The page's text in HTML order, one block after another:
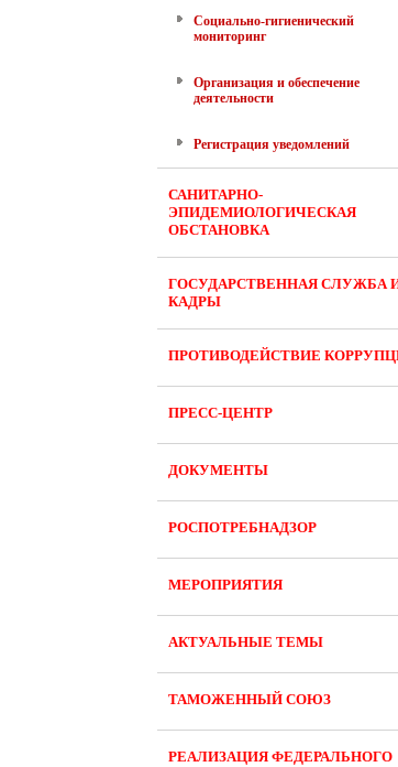
Социально-гигиенический
мониторинг
Организация и обеспечение
деятельности
Регистрация уведомлений
САНИТАРНО-
ЭПИДЕМИОЛОГИЧЕСКАЯ
ОБСТАНОВКА
ГОСУДАРСТВЕННАЯ СЛУЖБА
КАДРЫ
ПРОТИВОДЕЙСТВИЕ
ПРЕСС-ЦЕНТР
ДОКУМЕНТЫ
РОСПОТРЕБНАДЗОР
МЕРОПРИЯТИЯ
АКТУАЛЬНЫЕ ТЕМЫ
ТАМОЖЕННЫЙ СОЮЗ
РЕАЛИЗАЦИЯ ФЕДЕРАЛЬНОГО